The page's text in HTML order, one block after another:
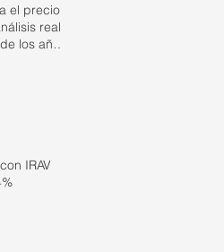
el precio
real
los años
IRAV